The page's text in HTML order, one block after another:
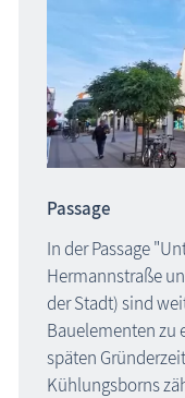
Passage
In der Passage
Hermannstraße
der Stadt) sind
Bauelementen zu
späten
Kühlungsborns